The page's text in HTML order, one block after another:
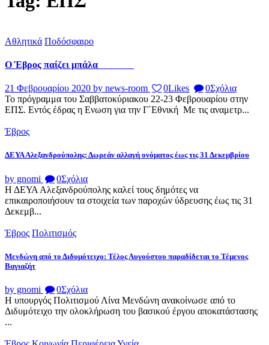
Αθλητικά Ποδόσφαιρο
Ο Έβρος παίζει μπάλα
21 Φεβρουαρίου 2020 by news-room 0Likes 0Σχόλια
Το πρόγραμμα του Σαββατοκύριακου 22-23 Φεβρουαρίου στην
ΕΠΣ. Εντός έδρας η Ενωση για την Γ΄Εθνική Με τις αναμετρ...
Έβρος
ΔΕΥΑ Αλεξανδρούπολης: Δωρεάν αλλαγή ονόματος έως τις 31 Δεκεμβρίου
by gnomi 0Σχόλια
Η ΔΕΥΑ Αλεξανδρούπολης καλεί τους δημότες να
επικαιροποιήσουν τα στοιχεία των παροχών ύδρευσης έως τις 31
Δεκεμβ...
Έβρος Πολιτισμός
Μενδώνη από το Διδυμότειχο: Τέλος Αυγούστου παραδίδεται το Τέμενος
Βαγιαζήτ
by gnomi 0Σχόλια
Η υπουργός Πολιτισμού Λίνα Μενδώνη ανακοίνωσε από το
Διδυμότειχο την ολοκλήρωση του βασικού έργου αποκατάστασης
...